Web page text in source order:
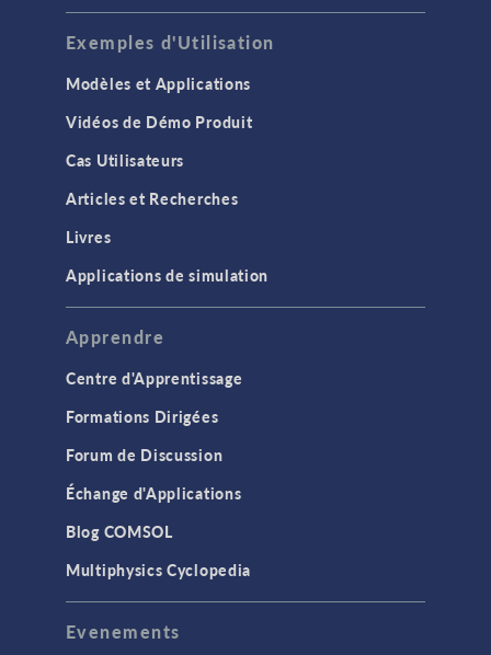
Exemples d'Utilisation
Modèles et Applications
Vidéos de Démo Produit
Cas Utilisateurs
Articles et Recherches
Livres
Applications de simulation
Apprendre
Centre d'Apprentissage
Formations Dirigées
Forum de Discussion
Échange d'Applications
Blog COMSOL
Multiphysics Cyclopedia
Evenements